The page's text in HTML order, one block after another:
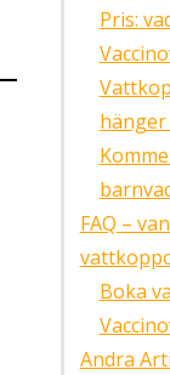
Pris:
hänger
FAQ –
Boka
Andra